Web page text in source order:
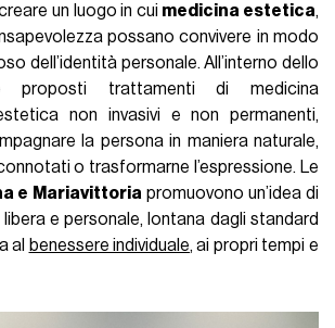
un luogo in cui medicina estetica,
possano convivere in modo
dell’identità personale. All’interno dello
proposti trattamenti di medicina
non invasivi e non permanenti,
la persona in maniera naturale,
o trasformarne l’espressione. Le
e Mariavittoria promuovono un’idea di
e personale, lontana dagli standard
al benessere individuale, ai propri tempi e